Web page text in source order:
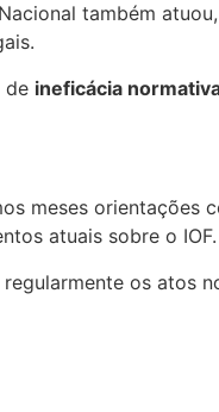
também
de ineficácia
meses orientações
atuais sobre o IOF.
os atos